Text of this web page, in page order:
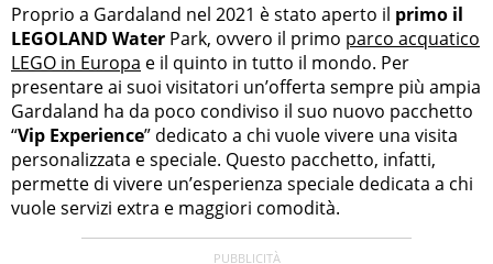
Proprio a Gardaland nel 2021 è stato aperto il primo il
LEGOLAND Water Park, ovvero il primo parco acquatico
LEGO in Europa e il quinto in tutto il mondo. Per
presentare ai suoi visitatori un’offerta sempre più ampia
Gardaland ha da poco condiviso il suo nuovo pacchetto
“Vip Experience” dedicato a chi vuole vivere una visita
personalizzata e speciale. Questo pacchetto, infatti,
permette di vivere un’esperienza speciale dedicata a chi
vuole servizi extra e maggiori comodità.